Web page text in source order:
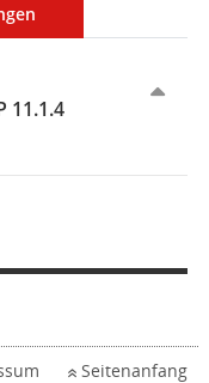
11.1.4
Seitenanfang